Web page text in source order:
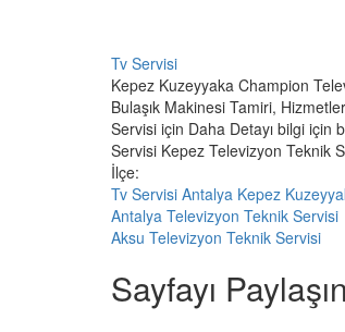
Tv Servisi
Kepez Kuzeyyaka Champion
Bulaşık Makinesi Tamiri,
Servisi için Daha Detayı bilgi için
Servisi Kepez Televizyon Teknik
İlçe:
Tv Servisi Antalya Kepez
Antalya Televizyon Teknik Servisi
Aksu Televizyon Teknik Servisi
Sayfayı Paylaşın